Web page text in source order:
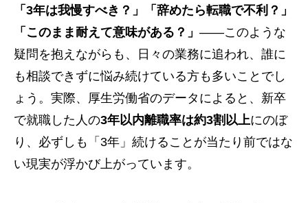
「3年は我慢すべき？」「辞めたら転職で不利？」
「このまま耐えて意味がある？」 ――このような
疑問を抱えながらも、日々の業務に追われ、誰に
も相談できずに悩み続けている方も多いことでし
ょう。実際、厚生労働省のデータによると、新卒
で就職した人の3年以内離職率は約3割以上にのぼ
り、必ずしも「3年」続けることが当たり前ではな
い現実が浮かび上がっています。